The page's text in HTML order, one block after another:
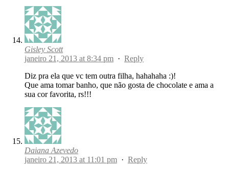
Gisley Scott
janeiro 21, 2013 at 8:34 pm · Reply
Diz pra ela que vc tem outra filha, hahahaha :)!
Que ama tomar banho, que não gosta de chocolate e ama a
sua cor favorita, rs!!!
Daiana Azevedo
janeiro 21, 2013 at 11:01 pm · Reply